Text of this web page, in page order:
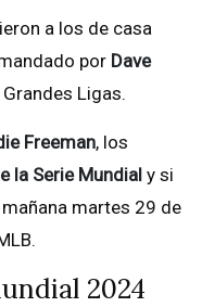
a los de casa
por Dave
Ligas.
Freeman, los
la Serie Mundialy si
martes 29 de
2024